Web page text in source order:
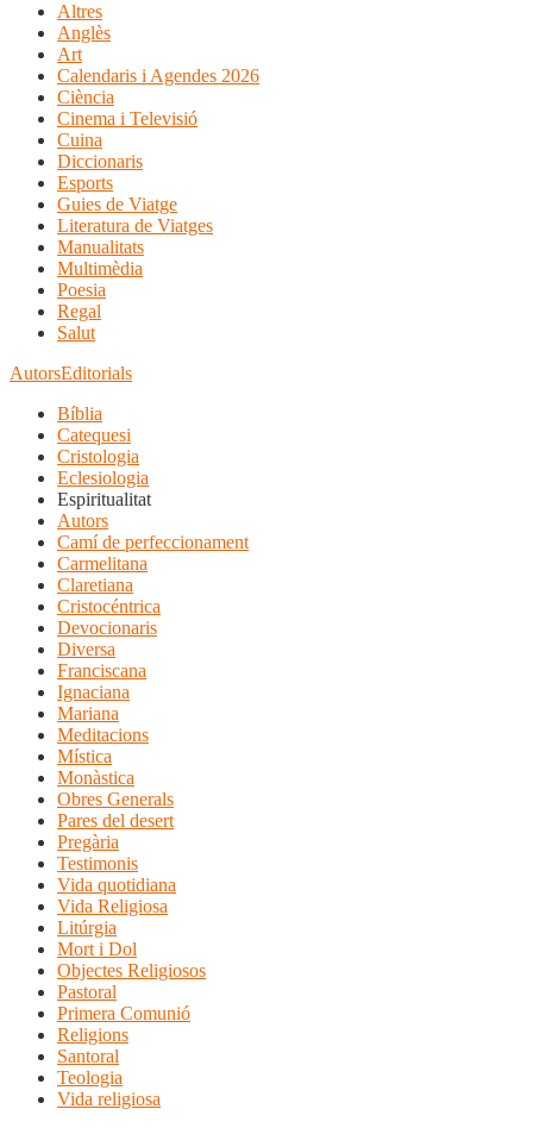
Altres
Anglès
Art
Calendaris i Agendes 2026
Ciència
Cinema i Televisió
Cuina
Diccionaris
Esports
Guies de Viatge
Literatura de Viatges
Manualitats
Multimèdia
Poesia
Regal
Salut
AutorsEditorials
Bíblia
Catequesi
Cristologia
Eclesiologia
Espiritualitat
Autors
Camí de perfeccionament
Carmelitana
Claretiana
Cristocéntrica
Devocionaris
Diversa
Franciscana
Ignaciana
Mariana
Meditacions
Mística
Monàstica
Obres Generals
Pares del desert
Pregària
Testimonis
Vida quotidiana
Vida Religiosa
Litúrgia
Mort i Dol
Objectes Religiosos
Pastoral
Primera Comunió
Religions
Santoral
Teologia
Vida religiosa